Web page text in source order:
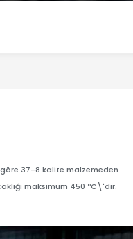
göre 37-8 kalite malzemeden
maksimum 450 ºC\'dir.